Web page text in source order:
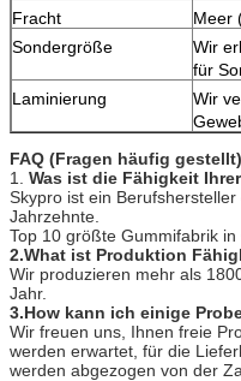
Fracht
Meer
Sondergröße
Wir
für
Laminierung
Wir
FAQ (Fragen häufig gestellt)
1. Was ist die Fähigkeit
Skypro ist ein
Jahrzehnte.
Top 10 größte Gummifabrik in
2.What ist Produktion
Wir produzieren mehr als
Jahr.
3.How kann ich einige
Wir freuen uns, Ihnen freie
werden erwartet, für die
werden abgezogen von der